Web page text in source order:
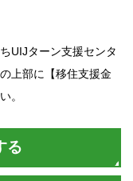
UIJターン支援センタ
上部に【移住支援金
。
る